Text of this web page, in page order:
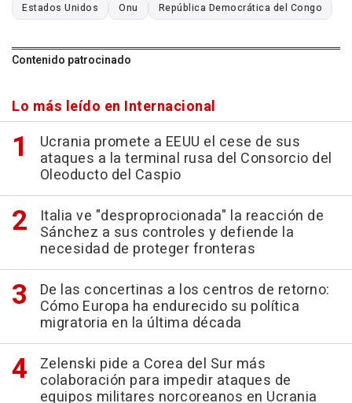
Estados Unidos Onu República Democrática del Congo
Contenido patrocinado
Lo más leído en Internacional
Ucrania promete a EEUU el cese de sus
ataques a la terminal rusa del Consorcio del
Oleoducto del Caspio
Italia ve "desproprocionada" la reacción de
Sánchez a sus controles y defiende la
necesidad de proteger fronteras
De las concertinas a los centros de retorno:
Cómo Europa ha endurecido su política
migratoria en la última década
Zelenski pide a Corea del Sur más
colaboración para impedir ataques de
equipos militares norcoreanos en Ucrania